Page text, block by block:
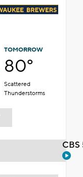
TOMORROW
80°
Scattered
Thunderstorms